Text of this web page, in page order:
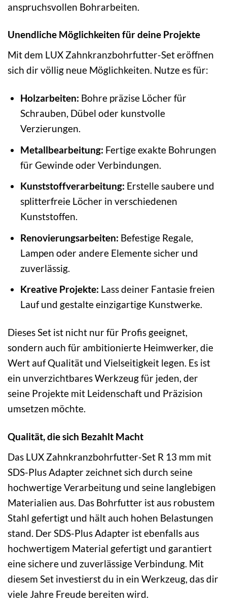
anspruchsvollen Bohrarbeiten.
Unendliche Möglichkeiten für deine Projekte
Mit dem LUX Zahnkranzbohrfutter-Set eröffnen
sich dir völlig neue Möglichkeiten. Nutze es für:
Holzarbeiten: Bohre präzise Löcher für
Schrauben, Dübel oder kunstvolle
Verzierungen.
Metallbearbeitung: Fertige exakte Bohrungen
für Gewinde oder Verbindungen.
Kunststoffverarbeitung: Erstelle saubere und
splitterfreie Löcher in verschiedenen
Kunststoffen.
Renovierungsarbeiten: Befestige Regale,
Lampen oder andere Elemente sicher und
zuverlässig.
Kreative Projekte: Lass deiner Fantasie freien
Lauf und gestalte einzigartige Kunstwerke.
Dieses Set ist nicht nur für Profis geeignet,
sondern auch für ambitionierte Heimwerker, die
Wert auf Qualität und Vielseitigkeit legen. Es ist
ein unverzichtbares Werkzeug für jeden, der
seine Projekte mit Leidenschaft und Präzision
umsetzen möchte.
Qualität, die sich Bezahlt Macht
Das LUX Zahnkranzbohrfutter-Set R 13 mm mit
SDS-Plus Adapter zeichnet sich durch seine
hochwertige Verarbeitung und seine langlebigen
Materialien aus. Das Bohrfutter ist aus robustem
Stahl gefertigt und hält auch hohen Belastungen
stand. Der SDS-Plus Adapter ist ebenfalls aus
hochwertigem Material gefertigt und garantiert
eine sichere und zuverlässige Verbindung. Mit
diesem Set investierst du in ein Werkzeug, das dir
viele Jahre Freude bereiten wird.